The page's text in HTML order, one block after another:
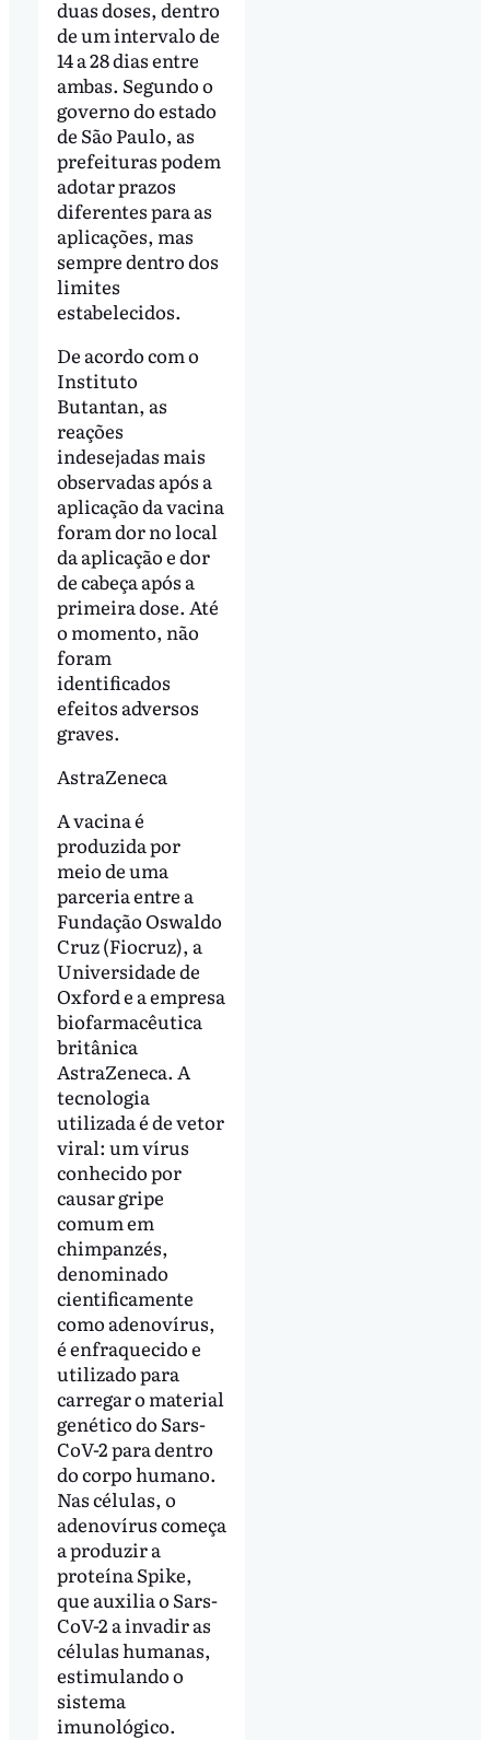
duas doses, dentro
de um intervalo de
14 a 28 dias entre
ambas. Segundo o
governo do estado
de São Paulo, as
prefeituras podem
adotar prazos
diferentes para as
aplicações, mas
sempre dentro dos
limites
estabelecidos.
De acordo com o
Instituto
Butantan, as
reações
indesejadas mais
observadas após a
aplicação da vacina
foram dor no local
da aplicação e dor
de cabeça após a
primeira dose. Até
o momento, não
foram
identificados
efeitos adversos
graves.
AstraZeneca
A vacina é
produzida por
meio de uma
parceria entre a
Fundação Oswaldo
Cruz (Fiocruz), a
Universidade de
Oxford e a empresa
biofarmacêutica
britânica
AstraZeneca. A
tecnologia
utilizada é de vetor
viral: um vírus
conhecido por
causar gripe
comum em
chimpanzés,
denominado
cientificamente
como adenovírus,
é enfraquecido e
utilizado para
carregar o material
genético do Sars-
CoV-2 para dentro
do corpo humano.
Nas células, o
adenovírus começa
a produzir a
proteína Spike,
que auxilia o Sars-
CoV-2 a invadir as
células humanas,
estimulando o
sistema
imunológico.